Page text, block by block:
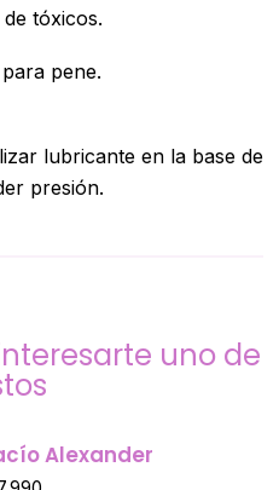
tóxicos.
pene.
lubricante en la base de
presión.
uno de
Alexander